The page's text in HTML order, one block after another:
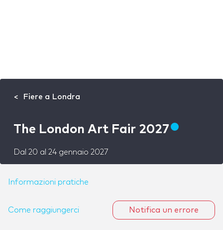
Fiere a Londra
The London Art Fair 2027
Dal 20 al 24 gennaio 2027
Informazioni pratiche
Come raggiungerci Notifica un errore